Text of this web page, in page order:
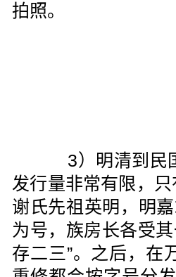
拍照。
3）明清到民国
发行量非常有限，
谢氏先祖英明，明
为号，族房长各受
存二三”。之后，在